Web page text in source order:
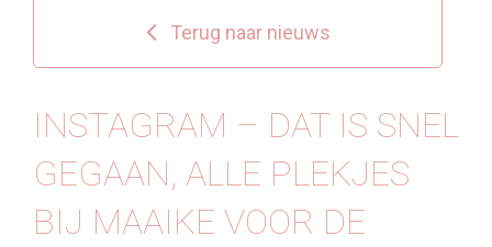
Huidoplossingen
Behandelingen
Tarieven 2026
Blog
Terug naar nieuws
INSTAGRAM – DAT IS SNEL
GEGAAN, ALLE PLEKJES
BIJ MAAIKE VOOR DE